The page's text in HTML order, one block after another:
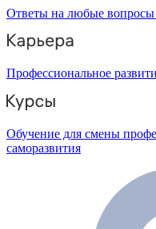
Ответы на любые
Профессиональное
Обучение для смены
саморазвития